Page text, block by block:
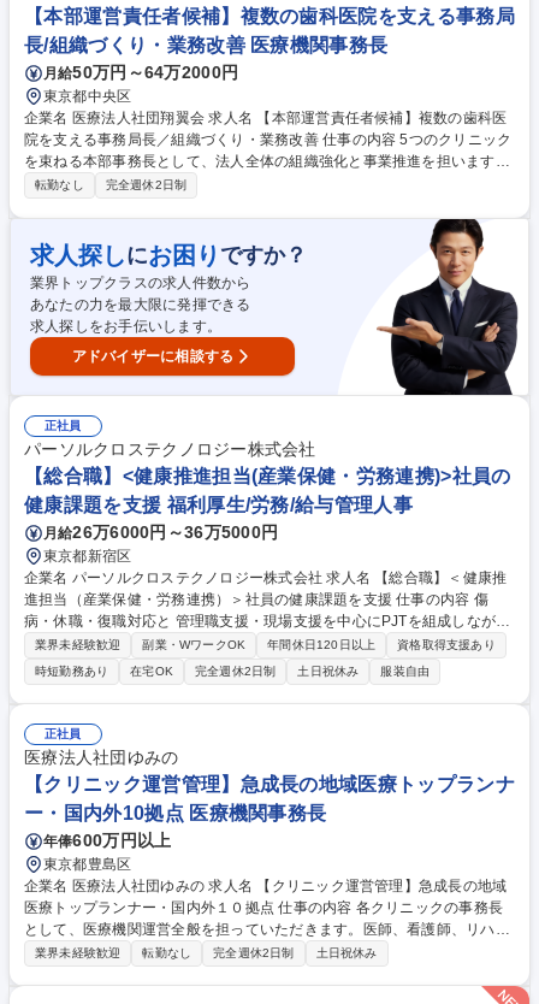
検査会社・システム等委託先との折衝・調整■その他：経理前工程、受診
導線・接遇品質管理、医療安全・行政対応等【業務内容の変更範囲】当法
人の指定する業務 募集職種 東京日本橋【事務長】プレミアム健診施設の
運営管理/完全週休二日制
【本部運営責任者候補】複数の歯科医院を支える事務局
長/組織づくり・業務改善 医療機関事務長
月給50万円～64万2000円
東京都中央区
企業名 医療法人社団翔翼会 求人名 【本部運営責任者候補】複数の歯科医
院を支える事務局長／組織づくり・業務改善 仕事の内容 5つのクリニック
を束ねる本部事務長として、法人全体の組織強化と事業推進を担います。
各院の院長と連携しながら、採用・労務・在庫・業務改善など本部機能の
にて組織強化を担います。 (1)組織統括：各院を巡回し、院長・現場スタ
ッフと連携した業務改善やオペレーションの整理。 (2)人事労務：法人全
体の採用活動、スタッフの労務管理やフォロー。 (3)本部機能の運用改
善：在庫管理や事務フローの整備。 完成された組織ではなく、現場の声を
拾い周囲と関係を築きながら仕組みを整えていく、法人全体の底上げを図
るポジションです。 募集職種 【本部運営責任者候補】複数の歯科医院を
支える事務局長／組織づくり・業務改善
転勤なし 完全週休2日制
求人探しにお困り ですか？
業界トップクラスの求人件数から
あなたの力を最大限に発揮できる
求人探しをお手伝いします。
アドバイザーに相談する
正社員
パーソルクロステクノロジー株式会社
【総合職】<健康推進担当(産業保健・労務連携)>社員の
健康課題を支援 福利厚生/労務/給与管理人事
月給26万6000円～36万5000円
東京都新宿区
企業名 パーソルクロステクノロジー株式会社 求人名 【総合職】＜健康推
進担当（産業保健・労務連携）＞社員の健康課題を支援 仕事の内容 傷
病・休職・復職対応と 管理職支援・現場支援を中心にPJTを組成しながら
仕組みづくり・制度運用の高度化制度設計や運用業務に関わっていた抱き
ます。 ■傷病・休復職対応：相談対応、産業医連携、復職面談設計・同
席・記録 ■管理職・現場支援：メンタル不調等の相談対応、人事・産業医
間の調整 ■仕組みづくり・高度化：対応ルールの整備・標準化、研修資料
作成、健康施策の企画 ※実務を通じて法的・労務的観点を含む高度な専門
性が身につく環境です。属人化脱却に向けた制度構築を主導でき、全社の
基盤づくりに貢献できます。 募集職種 【総合職】＜健康推進担当（産業
保健・労務連携）＞社員の健康課題を支援
業界未経験歓迎 副業・WワークOK 年間休日120日以上
資格取得支援あり
時短勤務あり
在宅OK 完全週休2日制 土日祝休み 服装自由
正社員
医療法人社団ゆみの
【クリニック運営管理】急成長の地域医療トップランナ
ー・国内外10拠点 医療機関事務長
年俸600万円以上
東京都豊島区
企業名 医療法人社団ゆみの 求人名 【クリニック運営管理】急成長の地域
医療トップランナー・国内外１０拠点 仕事の内容 各クリニックの事務長
として、医療機関運営全般を担っていただきます。医師、看護師、リハ
職、訪問診療コーディネーター、事務職など多職種と連携しながら、拠点
現場オペレーションの整備 (2)スタッフマネジメント、各部門との連携調
業界未経験歓迎 転勤なし 完全週休2日制 土日祝休み